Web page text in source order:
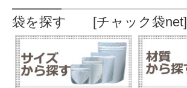
袋を探す [チャック袋net]